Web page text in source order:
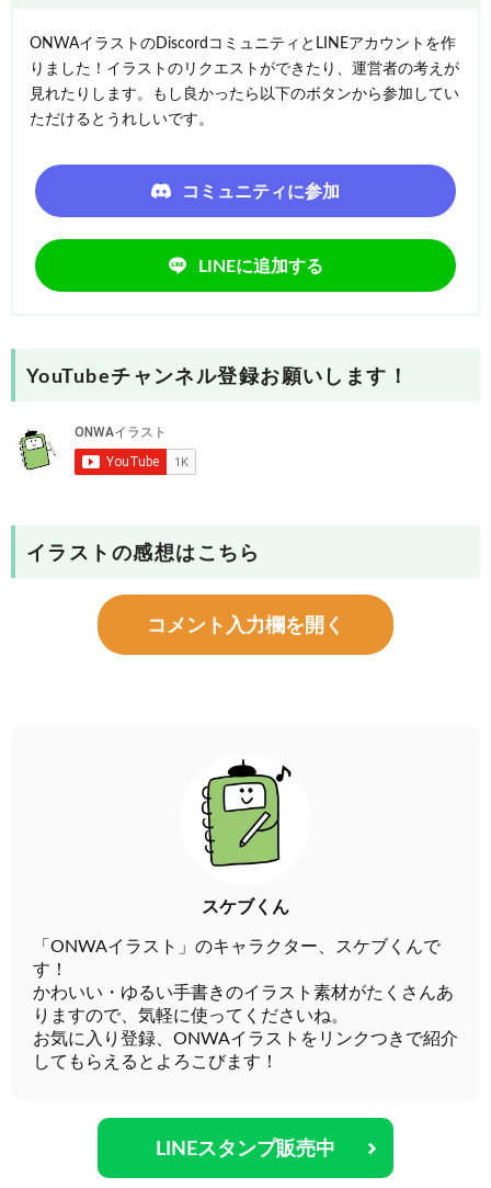
ONWAイラストのDiscordコミュニティとLINEアカウントを作
りました！イラストのリクエストができたり、運営者の考えが
見れたりします。もし良かったら以下のボタンから参加してい
ただけるとうれしいです。
コミュニティに参加
LINEに追加する
YouTubeチャンネル登録お願いします！
イラストの感想はこちら
コメント入力欄を開く
スケブくん
「ONWAイラスト」のキャラクター、スケブくんで
す！
かわいい・ゆるい手書きのイラスト素材がたくさんあ
りますので、気軽に使ってくださいね。
お気に入り登録、ONWAイラストをリンクつきで紹介
してもらえるとよろこびます！
LINEスタンプ販売中